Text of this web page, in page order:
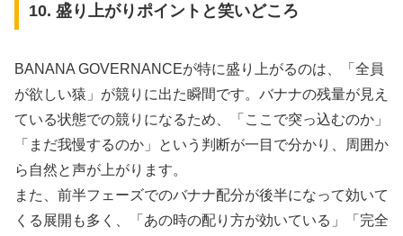
10. 盛り上がりポイントと笑いどころ
BANANA GOVERNANCEが特に盛り上がるのは、「全員
が欲しい猿」が競りに出た瞬間です。バナナの残量が見え
ている状態での競りになるため、「ここで突っ込むのか」
「まだ我慢するのか」という判断が一目で分かり、周囲か
ら自然と声が上がります。
また、前半フェーズでのバナナ配分が後半になって効いて
くる展開も多く、「あの時の配り方が効いている」「完全